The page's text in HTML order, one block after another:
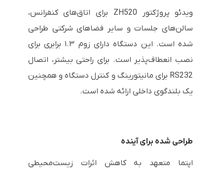
ویدئو پروژکتور ZH520 برای اتاق‌های کنفرانس،
سالن‌های جلسات و سایر فضاهای شرکتی طراحی
شده است. این دستگاه دارای زوم ۱.۳ برابری برای
نصب انعطاف‌پذیر است. برای راحتی بیشتر، اتصال
RS232 برای مانیتورینگ و کنترل دستگاه و همچنین
یک بلندگوی داخلی ارائه شده است.
طراحی شده برای آینده
اپتما متعهد به کاهش اثرات زیست‌محیطی